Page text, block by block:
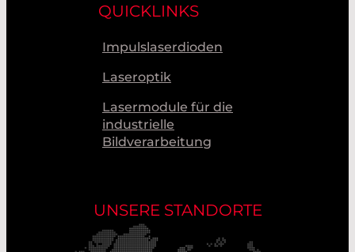
QUICKLINKS
Impulslaserdioden
Laseroptik
Lasermodule für die
industrielle
Bildverarbeitung
UNSERE STANDORTE